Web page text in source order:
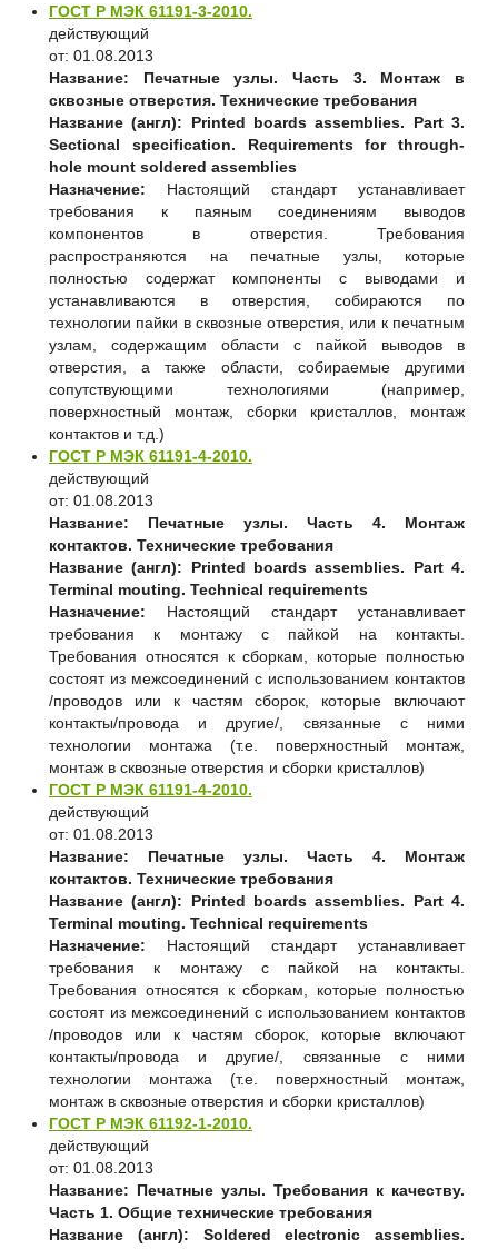
ГОСТ Р МЭК 61191-3-2010.
действующий
от: 01.08.2013
Название:
Печатные узлы. Часть 3. Монтаж в
сквозные отверстия. Технические требования
Название (англ):
Printed boards assemblies. Part 3.
Sectional specification. Requirements for through-
hole mount soldered assemblies
Назначение: Настоящий стандарт устанавливает
требования к паяным соединениям выводов
компонентов в отверстия. Требования
распространяются на печатные узлы, которые
полностью содержат компоненты с выводами и
устанавливаются в отверстия, собираются по
технологии пайки в сквозные отверстия, или к печатным
узлам, содержащим области с пайкой выводов в
отверстия, а также области, собираемые другими
сопутствующими технологиями (например,
поверхностный монтаж, сборки кристаллов, монтаж
контактов и т.д.)
ГОСТ Р МЭК 61191-4-2010.
действующий
от: 01.08.2013
Название:
Печатные узлы. Часть 4. Монтаж
контактов. Технические требования
Название (англ):
Printed boards assemblies. Part 4.
Terminal mouting. Technical requirements
Назначение: Настоящий стандарт устанавливает
требования к монтажу с пайкой на контакты.
Требования относятся к сборкам, которые полностью
состоят из межсоединений с использованием контактов
/проводов или к частям сборок, которые включают
контакты/провода и другие/, связанные с ними
технологии монтажа (т.е. поверхностный монтаж,
монтаж в сквозные отверстия и сборки кристаллов)
ГОСТ Р МЭК 61191-4-2010.
действующий
от: 01.08.2013
Название:
Печатные узлы. Часть 4. Монтаж
контактов. Технические требования
Название (англ):
Printed boards assemblies. Part 4.
Terminal mouting. Technical requirements
Назначение: Настоящий стандарт устанавливает
требования к монтажу с пайкой на контакты.
Требования относятся к сборкам, которые полностью
состоят из межсоединений с использованием контактов
/проводов или к частям сборок, которые включают
контакты/провода и другие/, связанные с ними
технологии монтажа (т.е. поверхностный монтаж,
монтаж в сквозные отверстия и сборки кристаллов)
ГОСТ Р МЭК 61192-1-2010.
действующий
от: 01.08.2013
Название: Печатные узлы. Требования к качеству.
Часть 1. Общие технические требования
Название (англ):
Soldered electronic assemblies.